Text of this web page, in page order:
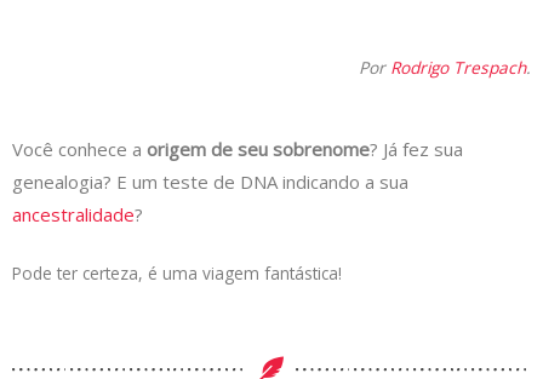
Por Rodrigo Trespach.
Você conhece a origem de seu sobrenome? Já fez sua
genealogia? E um teste de DNA indicando a sua
ancestralidade?
Pode ter certeza, é uma viagem fantástica!